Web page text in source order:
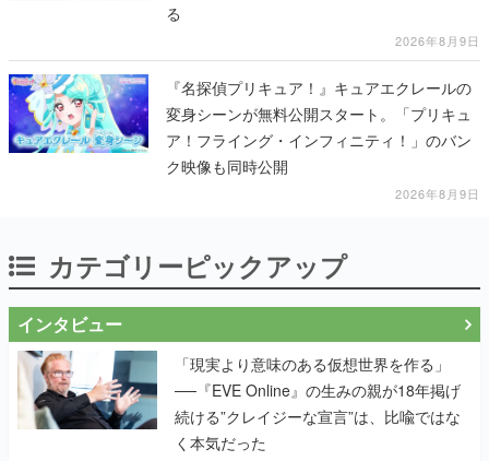
る
2026年8月9日
『名探偵プリキュア！』キュアエクレールの
変身シーンが無料公開スタート。「プリキュ
ア！フライング・インフィニティ！」のバン
ク映像も同時公開
2026年8月9日
カテゴリーピックアップ
インタビュー
「現実より意味のある仮想世界を作る」
──『EVE Online』の生みの親が18年掲げ
続ける”クレイジーな宣言”は、比喩ではな
く本気だった